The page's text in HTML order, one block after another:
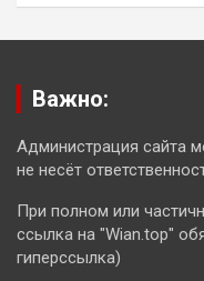
Важно:
Администрация сайта
не несёт
При полном или
ссылка на "Wian.top"
гиперссылка)